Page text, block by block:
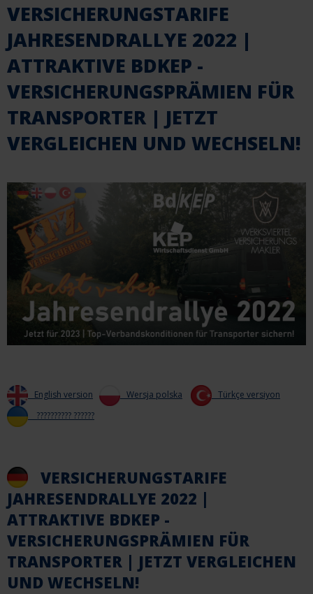
VERSICHERUNGSTARIFE
JAHRESENDRALLYE 2022 |
ATTRAKTIVE BDKEP -
VERSICHERUNGSPRÄMIEN FÜR
TRANSPORTER | JETZT
VERGLEICHEN UND WECHSELN!
English version Wersja polska
Türkçe versiyon
?????????? ??????
VERSICHERUNGSTARIFE
JAHRESENDRALLYE 2022 |
ATTRAKTIVE BDKEP -
VERSICHERUNGSPRÄMIEN FÜR
TRANSPORTER | JETZT VERGLEICHEN
UND WECHSELN!